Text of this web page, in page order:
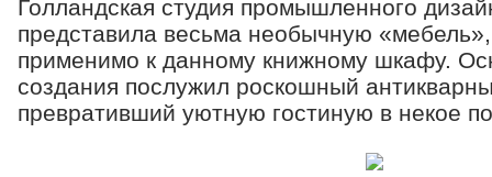
Голландская студия промышленного
представила весьма необычную
применимо к данному книжному шкафу.
создания послужил роскошный
превративший уютную гостиную в некое